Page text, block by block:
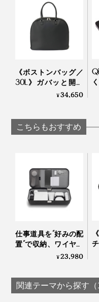
カラーは、「オレン
着けないヴィヴィッ
みるといい感じ。
写真左から時計回りに「ブルー
バッグの中ですぐに見
何を入れたのか一目瞭然
編み立ては、ニット
ト」。すべてが1本の
いナシ。
写真左がプロダクトエンジニアの
ますが、本品は無縫製
能。
使う人次第で用途は
方も、#MONOCOを
《ボストンバッグ／
30L》ガバッと開い
て、小旅行や出張の
まれたビーガンレザ
ー使用の「旅バッ
¥34,650
こちらもおすすめ
仕事道具を“好みの配
置”で収納、ワイヤレ
ス充電台つきの「ガ
¥23,980
関連テーマから探す（